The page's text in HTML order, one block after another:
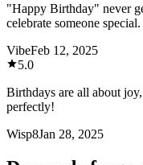
"Happy Birthday" never
celebrate someone special.
VibeFeb 12, 2025
5.0
Birthdays are all about
perfectly!
Wisp8Jan 28, 2025